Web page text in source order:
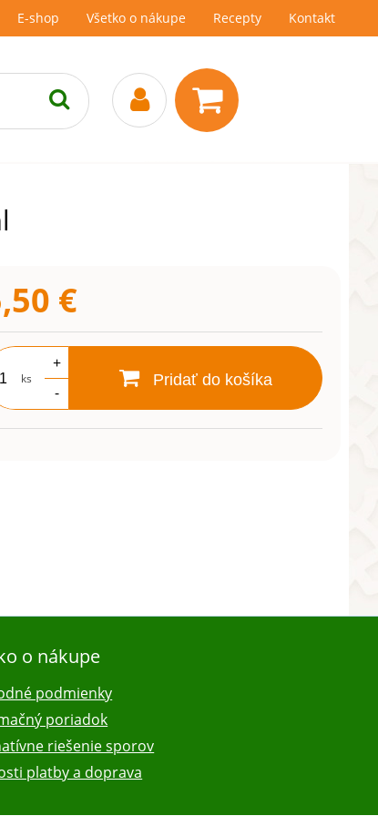
E-shop Všetko o nákupe Recepty Kontakt
€
ks
+
-
Pridať do košíka
o nákupe
podmienky
poriadok
riešenie sporov
platby a doprava